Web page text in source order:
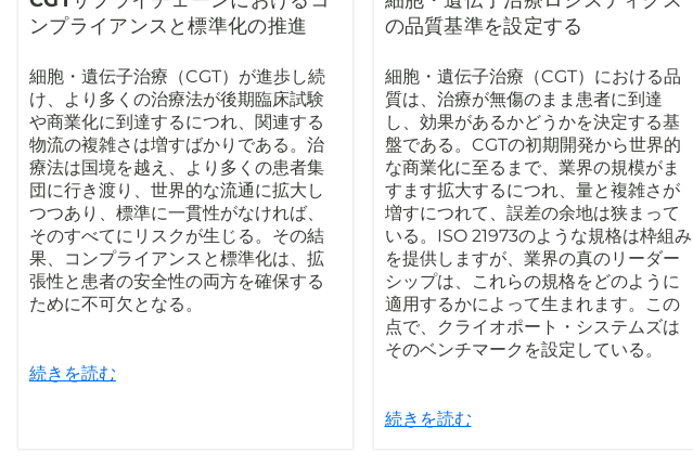
ンプライアンスと標準化の推進
細胞・遺伝子治療（CGT）が進歩し続
け、より多くの治療法が後期臨床試験
や商業化に到達するにつれ、関連する
物流の複雑さは増すばかりである。治
療法は国境を越え、より多くの患者集
団に行き渡り、世界的な流通に拡大し
つつあり、標準に一貫性がなければ、
そのすべてにリスクが生じる。その結
果、コンプライアンスと標準化は、拡
張性と患者の安全性の両方を確保する
ために不可欠となる。
続きを読む
の品質基準を設定する
細胞・遺伝子治療（CGT）における品
質は、治療が無傷のまま患者に到達
し、効果があるかどうかを決定する基
盤である。CGTの初期開発から世界的
な商業化に至るまで、業界の規模がま
すます拡大するにつれ、量と複雑さが
増すにつれて、誤差の余地は狭まって
いる。ISO 21973のような規格は枠組み
を提供しますが、業界の真のリーダー
シップは、これらの規格をどのように
適用するかによって生まれます。この
点で、クライオポート・システムズは
そのベンチマークを設定している。
続きを読む